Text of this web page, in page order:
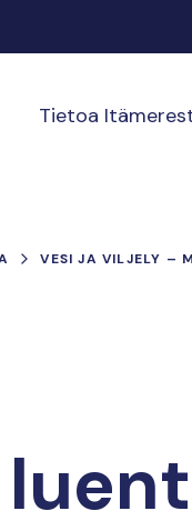
Tietoa
VESI JA VILJELY –